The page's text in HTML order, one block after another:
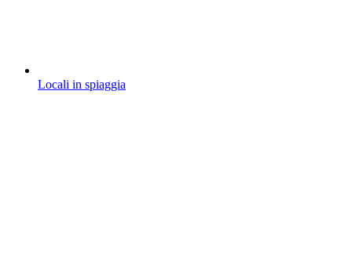
Locali in spiaggia